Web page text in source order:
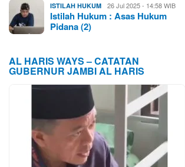
ISTILAH HUKUM 26 Jul 2025 - 14:58 WIB
Istilah Hukum : Asas Hukum
Pidana (2)
AL HARIS WAYS – CATATAN
GUBERNUR JAMBI AL HARIS